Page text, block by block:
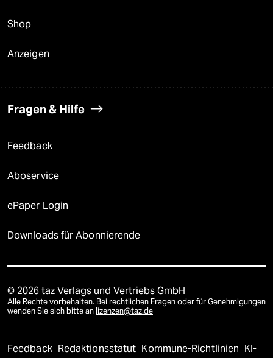
Shop
Anzeigen
Fragen & Hilfe
Feedback
Aboservice
ePaper Login
Downloads für Abonnierende
© 2026 taz Verlags und Vertriebs GmbH
Alle Rechte vorbehalten. Bei rechtlichen Fragen oder für Genehmigungen
wenden Sie sich bitte an lizenzen@taz.de
Feedback Redaktionsstatut Kommune-Richtlinien KI-